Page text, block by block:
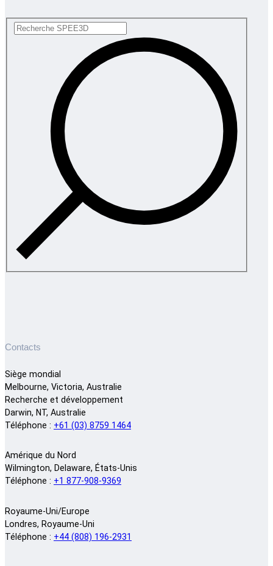
Contacts
Siège mondial
Melbourne, Victoria, Australie
Recherche et développement
Darwin, NT, Australie
Téléphone : +61 (03) 8759 1464
Amérique du Nord
Wilmington, Delaware, États-Unis
Téléphone : +1 877-908-9369
Royaume-Uni/Europe
Londres, Royaume-Uni
Téléphone : +44 (808) 196-2931